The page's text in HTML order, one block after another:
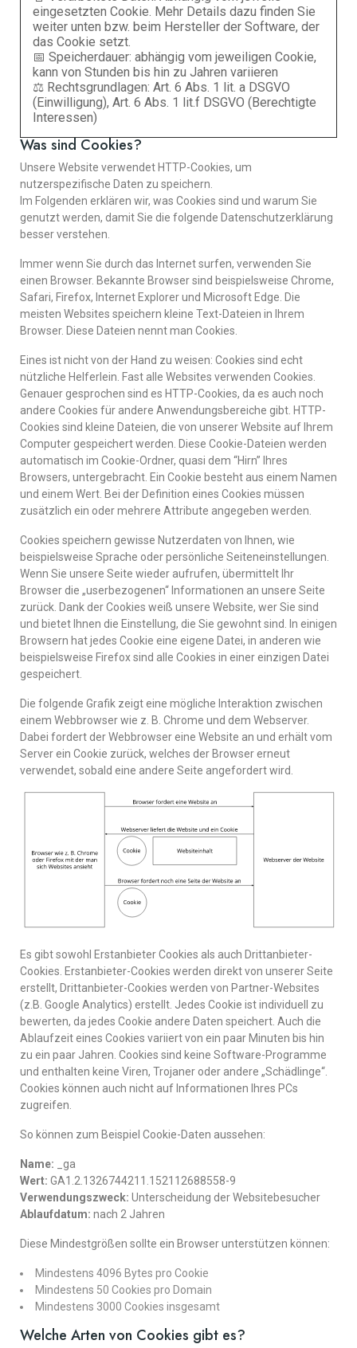
eingesetzten Cookie. Mehr Details dazu finden Sie
weiter unten bzw. beim Hersteller der Software, der
das Cookie setzt.
📅 Speicherdauer: abhängig vom jeweiligen Cookie,
kann von Stunden bis hin zu Jahren variieren
⚖️ Rechtsgrundlagen: Art. 6 Abs. 1 lit. a DSGVO
(Einwilligung), Art. 6 Abs. 1 lit.f DSGVO (Berechtigte
Interessen)
Was sind Cookies?
Unsere Website verwendet HTTP-Cookies, um
nutzerspezifische Daten zu speichern.
Im Folgenden erklären wir, was Cookies sind und warum Sie
genutzt werden, damit Sie die folgende Datenschutzerklärung
besser verstehen.
Immer wenn Sie durch das Internet surfen, verwenden Sie
einen Browser. Bekannte Browser sind beispielsweise Chrome,
Safari, Firefox, Internet Explorer und Microsoft Edge. Die
meisten Websites speichern kleine Text-Dateien in Ihrem
Browser. Diese Dateien nennt man Cookies.
Eines ist nicht von der Hand zu weisen: Cookies sind echt
nützliche Helferlein. Fast alle Websites verwenden Cookies.
Genauer gesprochen sind es HTTP-Cookies, da es auch noch
andere Cookies für andere Anwendungsbereiche gibt. HTTP-
Cookies sind kleine Dateien, die von unserer Website auf Ihrem
Computer gespeichert werden. Diese Cookie-Dateien werden
automatisch im Cookie-Ordner, quasi dem “Hirn” Ihres
Browsers, untergebracht. Ein Cookie besteht aus einem Namen
und einem Wert. Bei der Definition eines Cookies müssen
zusätzlich ein oder mehrere Attribute angegeben werden.
Cookies speichern gewisse Nutzerdaten von Ihnen, wie
beispielsweise Sprache oder persönliche Seiteneinstellungen.
Wenn Sie unsere Seite wieder aufrufen, übermittelt Ihr
Browser die „userbezogenen“ Informationen an unsere Seite
zurück. Dank der Cookies weiß unsere Website, wer Sie sind
und bietet Ihnen die Einstellung, die Sie gewohnt sind. In einigen
Browsern hat jedes Cookie eine eigene Datei, in anderen wie
beispielsweise Firefox sind alle Cookies in einer einzigen Datei
gespeichert.
Die folgende Grafik zeigt eine mögliche Interaktion zwischen
einem Webbrowser wie z. B. Chrome und dem Webserver.
Dabei fordert der Webbrowser eine Website an und erhält vom
Server ein Cookie zurück, welches der Browser erneut
verwendet, sobald eine andere Seite angefordert wird.
Es gibt sowohl Erstanbieter Cookies als auch Drittanbieter-
Cookies. Erstanbieter-Cookies werden direkt von unserer Seite
erstellt, Drittanbieter-Cookies werden von Partner-Websites
(z.B. Google Analytics) erstellt. Jedes Cookie ist individuell zu
bewerten, da jedes Cookie andere Daten speichert. Auch die
Ablaufzeit eines Cookies variiert von ein paar Minuten bis hin
zu ein paar Jahren. Cookies sind keine Software-Programme
und enthalten keine Viren, Trojaner oder andere „Schädlinge“.
Cookies können auch nicht auf Informationen Ihres PCs
zugreifen.
So können zum Beispiel Cookie-Daten aussehen:
Name: _ga
Wert: GA1.2.1326744211.152112688558-9
Verwendungszweck: Unterscheidung der Websitebesucher
Ablaufdatum: nach 2 Jahren
Diese Mindestgrößen sollte ein Browser unterstützen können:
Mindestens 4096 Bytes pro Cookie
Mindestens 50 Cookies pro Domain
Mindestens 3000 Cookies insgesamt
Welche Arten von Cookies gibt es?